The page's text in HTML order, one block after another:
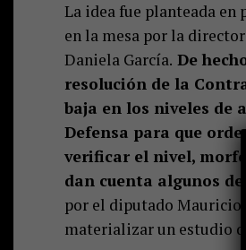
La idea fue planteada
en la mesa por la
Daniela García. De
resolución de la
baja en los niveles de
Defensa para que
verificar el nivel,
dan cuenta algunos
por el diputado Mauricio
materializar un estudio